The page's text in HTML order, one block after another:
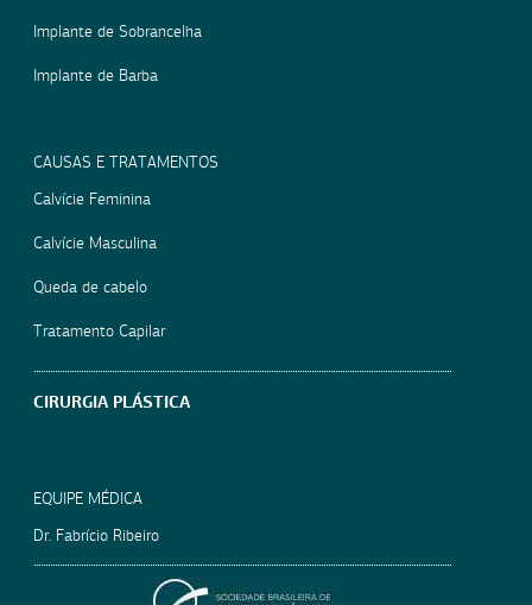
Implante de Sobrancelha
Implante de Barba
CAUSAS E TRATAMENTOS
Calvície Feminina
Calvície Masculina
Queda de cabelo
Tratamento Capilar
CIRURGIA PLÁSTICA
EQUIPE MÉDICA
Dr. Fabrício Ribeiro